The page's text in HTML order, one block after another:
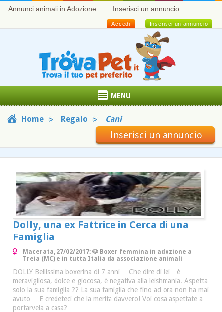
Annunci animali in Adozione Inserisci un annuncio
Inserisci un annuncio
Accedi
MENU
Home Regalo Cani
Inserisci un annuncio
Dolly, una ex Fattrice in Cerca di una
Famiglia
Macerata, 27/02/2017: 🐶 Boxer femmina in adozione a
Treia (MC) e in tutta Italia da associazione animali
DOLLY Bellissima boxerina di 7 anni… Che dire di lei…è
meravigliosa, dolce e giocosa, è negativa alla leishmania. Aspetta
solo la sua famiglia ?? La sua famiglia che fino ad ora non ha mai
avuto… E credeteci che la merita davvero! Voi cosa aspettate a
portarvela a casa?